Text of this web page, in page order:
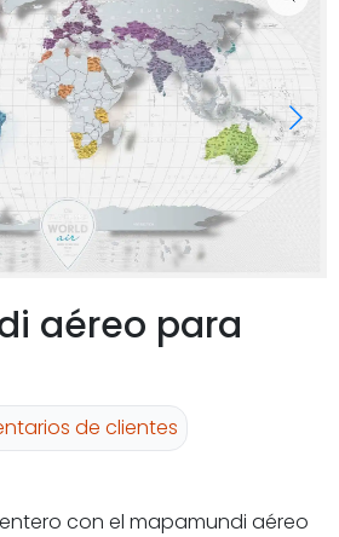
aéreo para
de clientes
con el mapamundi aéreo